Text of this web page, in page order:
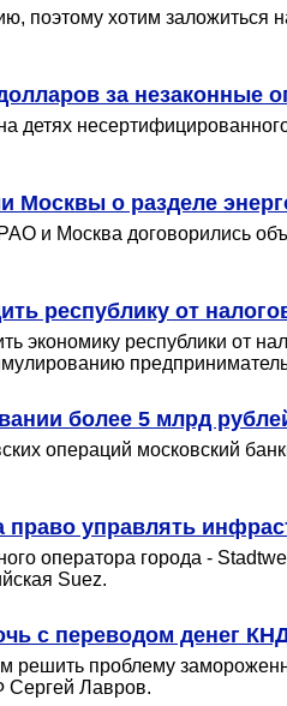
хотим заложиться
за незаконные
детях
Москвы о разделе
и Москва договорились
республику от
экономику республики от
более 5 млрд
операций московский
управлять
оператора города -
Suez.
с переводом денег
проблему
Сергей Лавров.